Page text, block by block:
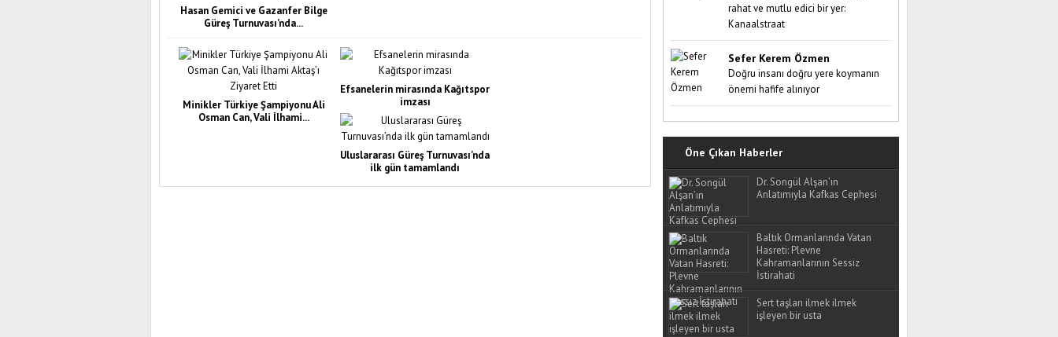
Hasan Gemici ve Gazanfer Bilge
Güreş Turnuvası’nda...
Minikler Türkiye Şampiyonu Ali
Osman Can, Vali İlhami...
Efsanelerin mirasında Kağıtspor
imzası
Uluslararası Güreş Turnuvası’nda
ilk gün tamamlandı
rahat ve mutlu edici bir yer:
Kanaalstraat
Sefer Kerem Özmen
Doğru insanı doğru yere koymanın
önemi hafife alınıyor
Öne Çıkan Haberler
Dr. Songül Alşan’ın
Anlatımıyla Kafkas Cephesi
Baltık Ormanlarında Vatan
Hasreti: Plevne
Kahramanlarının Sessiz
İstirahati
Sert taşları ilmek ilmek
işleyen bir usta